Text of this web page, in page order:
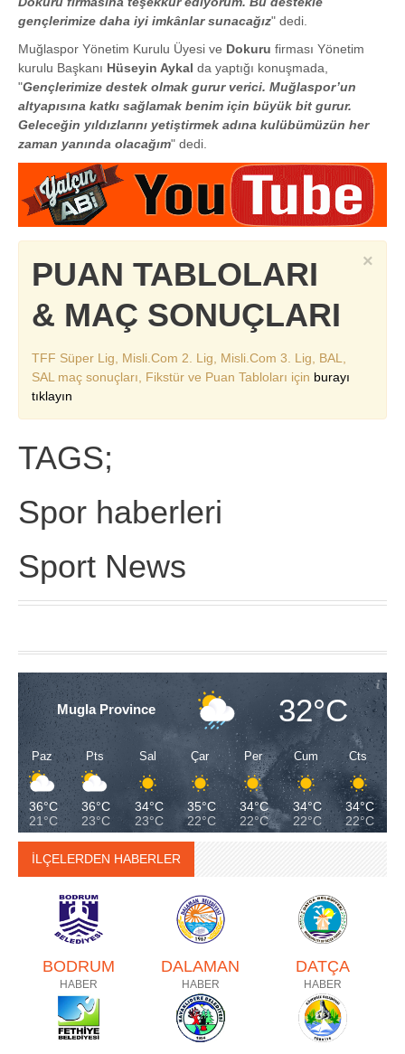
gençlerimize daha iyi imkânlar sunacağız" dedi.
Muğlaspor Yönetim Kurulu Üyesi ve Dokuru firması Yönetim
kurulu Başkanı Hüseyin Aykal da yaptığı konuşmada,
"Gençlerimize destek olmak gurur verici. Muğlaspor’un
altyapısına katkı sağlamak benim için büyük bit gurur.
Geleceğin yıldızlarını yetiştirmek adına kulübümüzün her
zaman yanında olacağım" dedi.
×
PUAN TABLOLARI
& MAÇ SONUÇLARI
TFF Süper Lig, Misli.Com 2. Lig, Misli.Com 3. Lig, BAL,
SAL maç sonuçları, Fikstür ve Puan Tabloları için burayı
tıklayın
TAGS;
Spor haberleri
Sport News
Mugla Province 32°C
Paz
36°C
21°C
Pts
36°C
23°C
Sal
34°C
23°C
Çar
35°C
22°C
Per
34°C
22°C
Cum
34°C
22°C
Cts
34°C
22°C
İLÇELERDEN HABERLER
BODRUM
HABER
DALAMAN
HABER
DATÇA
HABER